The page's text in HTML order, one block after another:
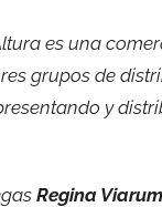
es una
grupos de
y
Regina